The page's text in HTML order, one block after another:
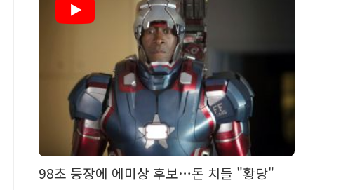
98초 등장에 에미상 후보…돈 치들 "황당"